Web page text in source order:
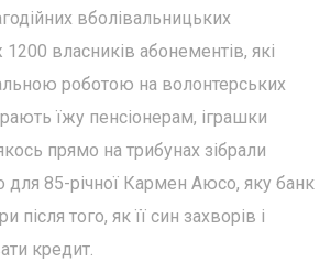
вболівальницьких
1200 власників абонементів, які
роботою на волонтерських
їжу пенсіонерам, іграшки
прямо на трибунах зібрали
для 85-річної Кармен Аюсо, яку банк
після того, як її син захворів і
кредит.